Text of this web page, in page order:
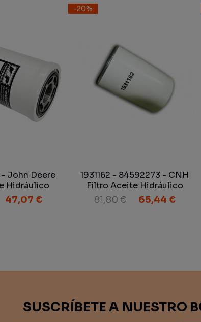
- John Deere
Hidráulico
47,07 €
-20%
1931162 - 84592273 - CNH
Filtro Aceite Hidráulico
81,80 € 65,44 €
SUSCRÍBETE A NUESTRO